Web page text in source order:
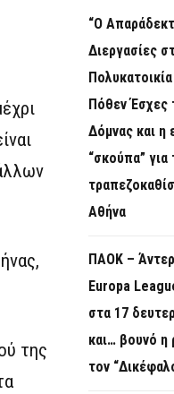
της
“Ο
Διεργασίες
Πόθεν Έσχες
Δόμνας και η
“σκούπα” για
Αθήνα
ΠΑΟΚ –
Europa
στα 17
και… βουνό η
τον